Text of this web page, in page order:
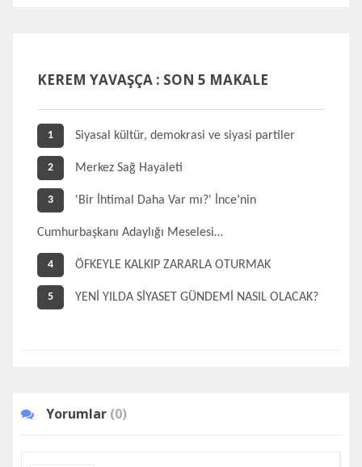
KEREM YAVAŞÇA : SON 5 MAKALE
1 Siyasal kültür, demokrasi ve siyasi partiler
2 Merkez Sağ Hayaleti
3 'Bir İhtimal Daha Var mı?' İnce’nin
Cumhurbaşkanı Adaylığı Meselesi…
4 ÖFKEYLE KALKIP ZARARLA OTURMAK
5 YENİ YILDA SİYASET GÜNDEMİ NASIL OLACAK?
Yorumlar (0)